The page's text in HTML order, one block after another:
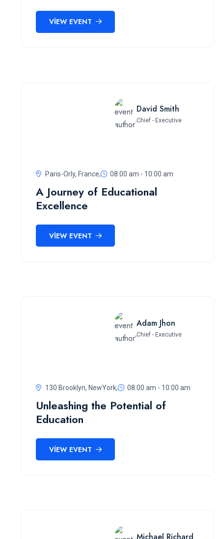
VIEW EVENT
David Smith
Chief - Executive
Paris-Orly, France, 08:00 am - 10:00 am
A Journey of Educational
Excellence
VIEW EVENT
Adam Jhon
Chief - Executive
130 Brooklyn, NewYork, 08:00 am - 10:00 am
Unleashing the Potential of
Education
VIEW EVENT
Michael Richard